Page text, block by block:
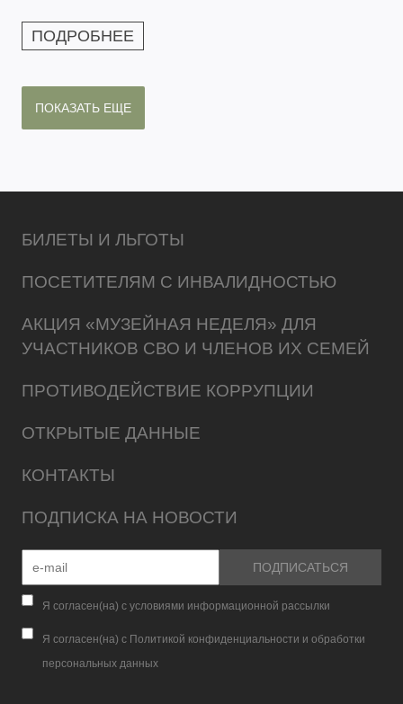
ПОДРОБНЕЕ
ПОКАЗАТЬ ЕЩЕ
БИЛЕТЫ И ЛЬГОТЫ
ПОСЕТИТЕЛЯМ С ИНВАЛИДНОСТЬЮ
АКЦИЯ «МУЗЕЙНАЯ НЕДЕЛЯ» ДЛЯ
УЧАСТНИКОВ СВО И ЧЛЕНОВ ИХ СЕМЕЙ
ПРОТИВОДЕЙСТВИЕ КОРРУПЦИИ
ОТКРЫТЫЕ ДАННЫЕ
КОНТАКТЫ
ПОДПИСКА НА НОВОСТИ
Я согласен(на) с условиями информационной рассылки
Я согласен(на) с Политикой конфиденциальности и обработки
персональных данных